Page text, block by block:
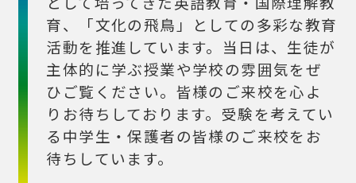
育、「文化の飛鳥」としての多彩な教育
活動を推進しています。当日は、生徒が
主体的に学ぶ授業や学校の雰囲気をぜ
ひご覧ください。皆様のご来校を心よ
りお待ちしております。受験を考えてい
る中学生・保護者の皆様のご来校をお
待ちしています。